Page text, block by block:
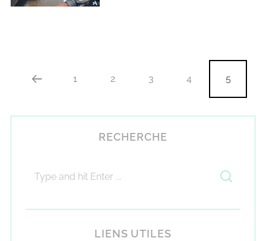
1 2 3 4 5
RECHERCHE
LIENS UTILES